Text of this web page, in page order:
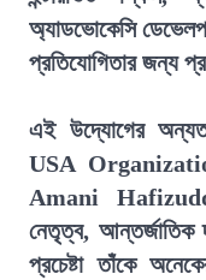
অ্যাডভোকেসি
প্রতিযোগিতার জন্য
এই উদ্যোগের
USA
Amani
নেতৃত্ব, আন্তর্জাতিক
প্রচেষ্টা তাঁকে